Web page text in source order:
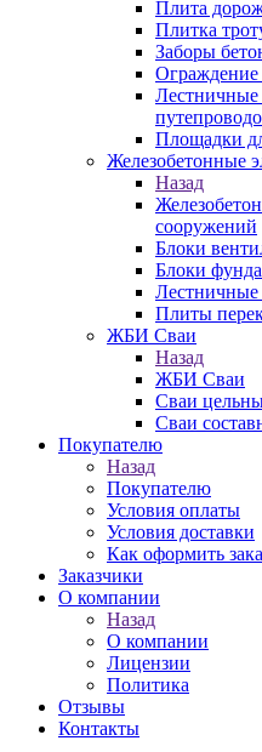
Плита
Плитка
Заборы
Лестничные
Площадки
Железобетонные
Назад
сооружений
Блоки
Блоки
Плиты
ЖБИ Сваи
Назад
ЖБИ Сваи
Сваи
Сваи
Покупателю
Назад
Покупателю
Условия оплаты
Условия доставки
Как оформить
Заказчики
О компании
Назад
О компании
Лицензии
Политика
Отзывы
Контакты